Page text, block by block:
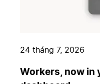
24 tháng 7, 2026
Workers, now in